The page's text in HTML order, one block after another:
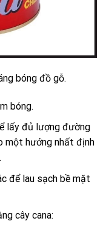
bóng đồ gỗ.
bóng.
lấy đủ lượng đường
một hướng nhất định
để lau sạch bề mặt
cây cana: